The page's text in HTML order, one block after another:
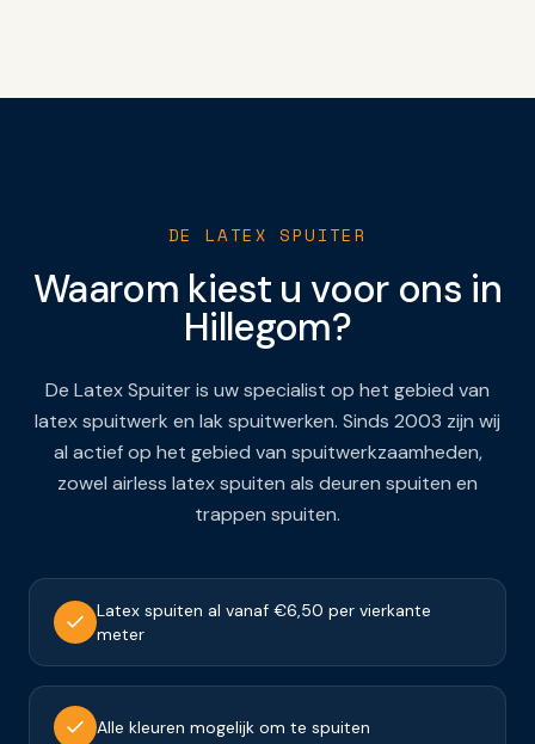
DE LATEX SPUITER
Waarom kiest u voor ons in
Hillegom?
De Latex Spuiter is uw specialist op het gebied van
latex spuitwerk en lak spuitwerken. Sinds 2003 zijn wij
al actief op het gebied van spuitwerkzaamheden,
zowel airless latex spuiten als deuren spuiten en
trappen spuiten.
Latex spuiten al vanaf €6,50 per vierkante
meter
Alle kleuren mogelijk om te spuiten